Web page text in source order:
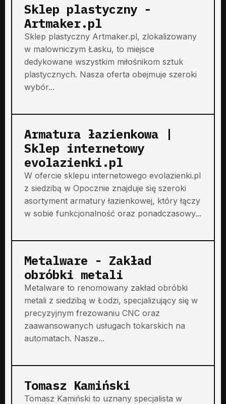
Sklep plastyczny -
Artmaker.pl
Sklep plastyczny Artmaker.pl, zlokalizowany
w malowniczym Łasku, to miejsce
dedykowane wszystkim miłośnikom sztuk
plastycznych. Nasza oferta obejmuje szeroki
wybór...
Armatura łazienkowa |
Sklep internetowy
evolazienki.pl
W ofercie sklepu internetowego evolazienki.pl
z siedzibą w Opocznie znajduje się szeroki
asortyment armatury łazienkowej, który łączy
w sobie funkcjonalność oraz ponadczasowy...
Metalware - Zakład
obróbki metali
Metalware to renomowany zakład obróbki
metali z siedzibą w Łodzi, specjalizujący się w
precyzyjnym frezowaniu CNC oraz
zaawansowanych usługach tokarskich na
automatach. Nasze...
Tomasz Kamiński
Tomasz Kamiński to uznany specjalista w